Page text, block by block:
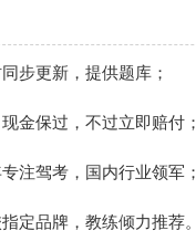
步更新，提供题库；
金保过，不过立即赔付；
注驾考，国内行业领军；
定品牌，教练倾力推荐。